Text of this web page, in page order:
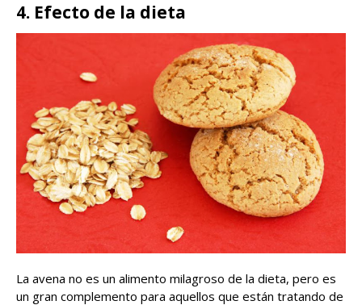
4. Efecto de la dieta
La avena no es un alimento milagroso de la dieta, pero es
un gran complemento para aquellos que están tratando de